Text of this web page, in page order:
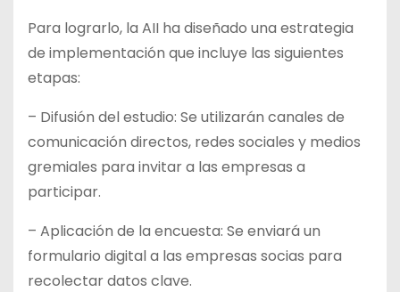
Para lograrlo, la AII ha diseñado una estrategia
de implementación que incluye las siguientes
etapas:
– Difusión del estudio: Se utilizarán canales de
comunicación directos, redes sociales y medios
gremiales para invitar a las empresas a
participar.
– Aplicación de la encuesta: Se enviará un
formulario digital a las empresas socias para
recolectar datos clave.